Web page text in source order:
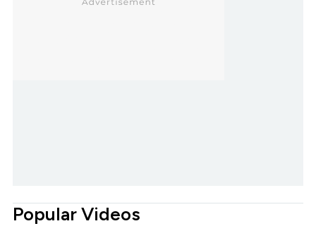
Popular Videos